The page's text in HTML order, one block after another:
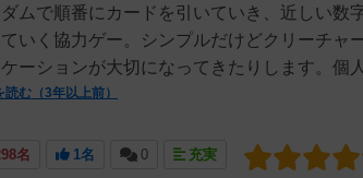
ムで順番にカードを引いていき、近しい数
いく協力ゲー。シンプルだけどクリーチャ
ケーションが大切になってきたりします。個
読む（3年以上前）
名 1名 0 充実